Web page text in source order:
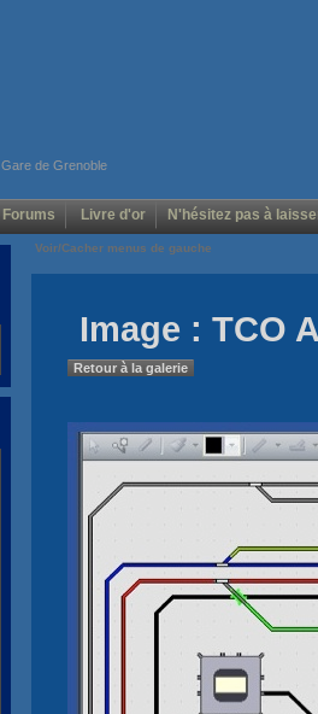
Gare de Grenoble
Forums Livre d'or N'hésitez pas à
Voir/Cacher menus de gauche
Image : TCO
Retour à la galerie